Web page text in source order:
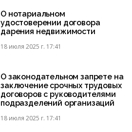
О нотариальном
удостоверении договора
дарения недвижимости
18 июля 2025 г. 17:41
О законодательном запрете на
заключение срочных трудовых
договоров с руководителями
подразделений организаций
18 июля 2025 г. 17:41